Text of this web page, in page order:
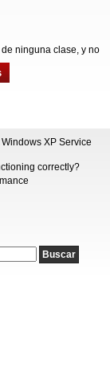
ninguna clase, y no
XP Service
correctly?